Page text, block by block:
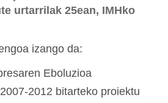
urtarrilak 25ean, IMHko
izango da:
Eboluzioa
2012 bitarteko proiektu